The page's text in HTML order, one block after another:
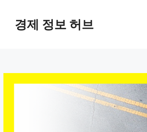
경제 정보 허브